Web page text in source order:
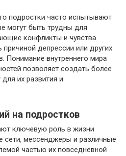
подростки часто испытывают
могут быть трудны для
конфликты и чувства
причиной депрессии или других
Понимание внутреннего мира
позволяет создать более
их развития и
на подростков
ключевую роль в жизни
сети, мессенджеры и различные
частью их повседневной